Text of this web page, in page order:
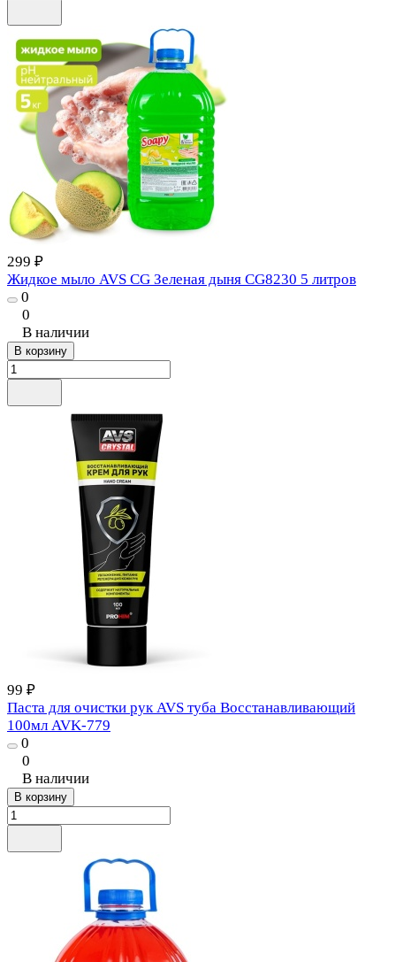
299 ₽
Жидкое мыло AVS CG Зеленая дыня CG8230 5 литров
0
0
В наличии
В корзину
99 ₽
Паста для очистки рук AVS туба Восстанавливающий
100мл AVK-779
0
0
В наличии
В корзину